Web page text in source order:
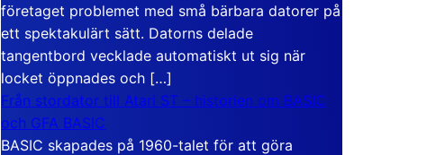
företaget problemet med små bärbara datorer på
ett spektakulärt sätt. Datorns delade
tangentbord vecklade automatiskt ut sig när
locket öppnades och […]
Från stordator till Atari ST – historien om BASIC
och GFA BASIC
BASIC skapades på 1960-talet för att göra